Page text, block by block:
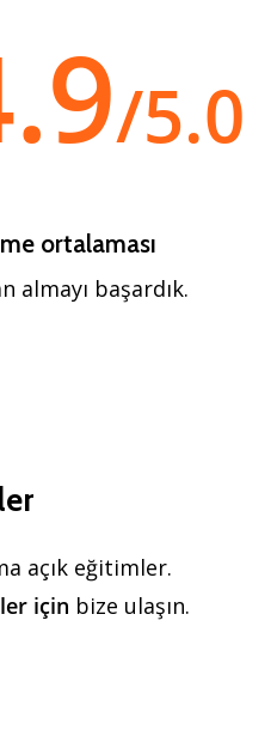
/5.0
ortalaması
almayı başardık.
açık eğitimler.
için bize ulaşın.